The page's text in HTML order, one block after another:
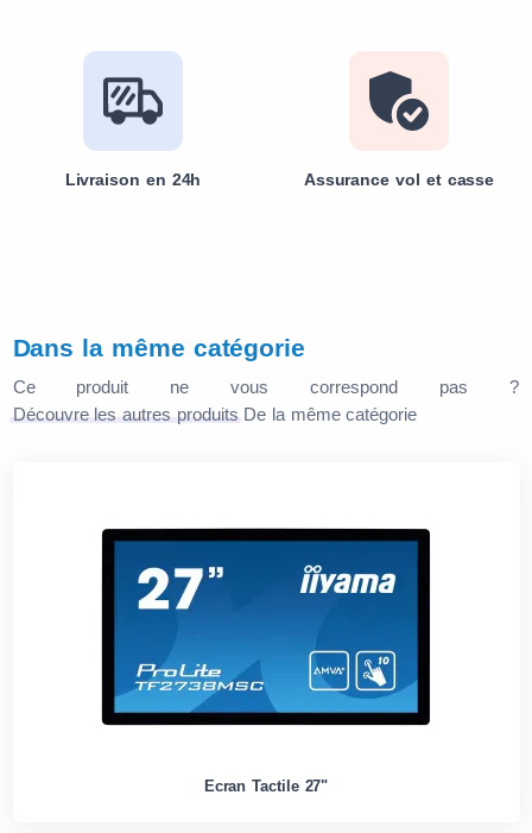
Livraison en 24h Assurance vol et casse
Dans la même catégorie
Ce produit ne vous correspond pas ?
Découvre les autres produits De la même catégorie
Ecran Tactile 27"